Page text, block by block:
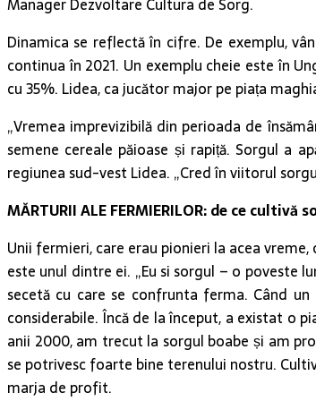
Dinamica se reflectă în cifre. De exemplu,
continua în 2021. Un exemplu cheie este în
cu 35%. Lidea, ca jucător major pe piața
„Vremea imprevizibilă din perioada de
semene cereale păioase și rapiță. Sorgul a
regiunea sud-vest Lidea. „Cred în viitorul
MĂRTURII ALE FERMIERILOR: de ce cultivă
Unii fermieri, care erau pionieri la acea
este unul dintre ei. „Eu si sorgul – o poveste
secetă cu care se confrunta ferma. Când
considerabile. Încă de la început, a existat o
anii 2000, am trecut la sorgul boabe și am
se potrivesc foarte bine terenului nostru.
marja de profit.